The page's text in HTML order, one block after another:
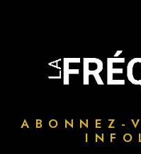
ABONNEZ-